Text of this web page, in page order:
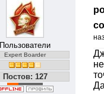
Пользователи
Expert Boarder
Постов: 127